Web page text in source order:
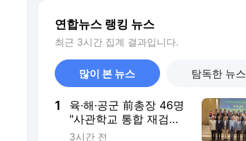
연합뉴스 랭킹 뉴스
최근 3시간 집계 결과입니다.
많이 본 뉴스 탐독한 뉴스
1
육·해·공군 前총장 46명
"사관학교 통합 재검토
강력 건의"
3시간 전